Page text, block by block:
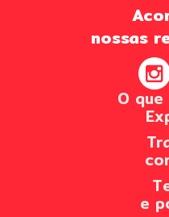
nossas
O que
e